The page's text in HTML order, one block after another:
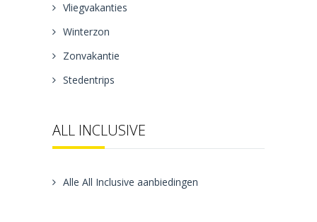
Vliegvakanties
Winterzon
Zonvakantie
Stedentrips
ALL INCLUSIVE
Alle All Inclusive aanbiedingen